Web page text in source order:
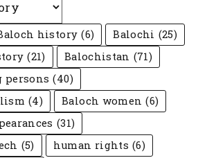
history (6) Balochi (25)
(21) Balochistan (71)
persons (40)
(4) Baloch women (6)
(31)
(5) human rights (6)